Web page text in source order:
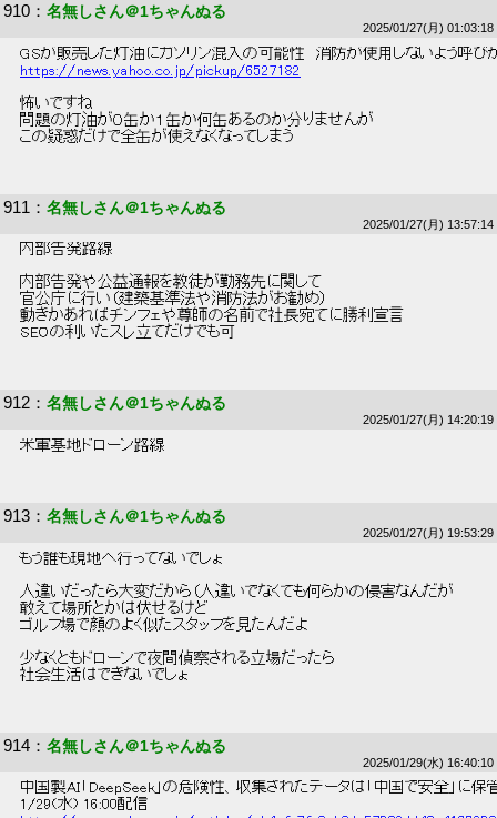
910 ： 名無しさん＠1ちゃんぬる
2025/01/27(月) 01:03:18
GSが販売した灯油にガソリン混入の可能性　消防が使用しないよう呼
https://news.yahoo.co.jp/pickup/6527182
怖いですね
問題の灯油が０缶か１缶か何缶あるのか分りませんが
この疑惑だけで全缶が使えなくなってしまう
911 ： 名無しさん＠1ちゃんぬる
2025/01/27(月) 13:57:14
内部告発路線
内部告発や公益通報を教徒が勤務先に関して
官公庁に行い（建築基準法や消防法がお勧め）
動きかあればチンフェや尊師の名前で社長宛てに勝利宣言
SEOの利いたスレ立てだけでも可
912 ： 名無しさん＠1ちゃんぬる
2025/01/27(月) 14:20:19
米軍基地ドローン路線
913 ： 名無しさん＠1ちゃんぬる
2025/01/27(月) 19:53:29
もう誰も現地へ行ってないでしょ
人違いだったら大変だから（人違いでなくても何らかの侵害なんだが
敢えて場所とかは伏せるけど
ゴルフ場で顔のよく似たスタッフを見たんだよ
少なくともドローンで夜間偵察される立場だったら
社会生活はできないでしょ
914 ： 名無しさん＠1ちゃんぬる
2025/01/29(水) 16:40:10
中国製AI「DeepSeek」の危険性、収集されたデータは「中国で安全」に保
1/29(水) 16:00配信